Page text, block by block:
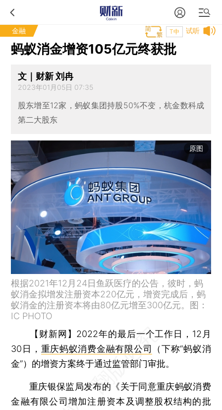
金融 试听
T中
蚂蚁消金增资105亿元终获批
文｜财新 刘冉
2023年01月05日 07:35
股东增至12家，蚂蚁集团持股50%不变，杭金数科成
第二大股东
原图
根据2021年12月24日鱼跃医疗的公告，彼时，蚂
蚁消金拟增发注册资本220亿元，增资完成后，蚂
蚁消金的注册资本将由80亿元增至300亿元。图：
IC PHOTO
【财新网】 2022年的最后一个工作日，12月
30日， 重庆蚂蚁消费金融有限公司
（下称“蚂蚁消
金”）的增资方案终于通过监管部门审批。
重庆银保监局发布的《关于同意重庆蚂蚁消费
金融有限公司增加注册资本及调整股权结构的批